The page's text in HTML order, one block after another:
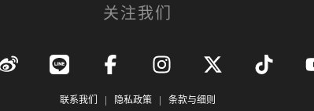
关注我们
联系我们 | 隐私政策 | 条款与细则